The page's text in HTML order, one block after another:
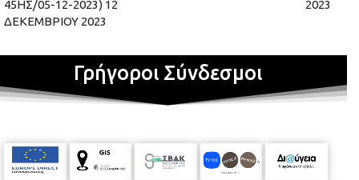
45ΗΣ/05-12-2023) 12
ΔΕΚΕΜΒΡΙΟΥ 2023
2023
Γρήγοροι Σύνδεσμοι